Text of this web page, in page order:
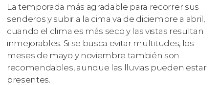
La temporada más agradable para recorrer sus
senderos y subir a la cima va de diciembre a abril,
cuando el clima es más seco y las vistas resultan
inmejorables. Si se busca evitar multitudes, los
meses de mayo y noviembre también son
recomendables, aunque las lluvias pueden estar
presentes.